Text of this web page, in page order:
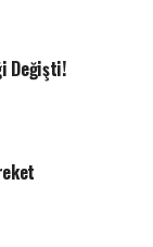
Değişti!